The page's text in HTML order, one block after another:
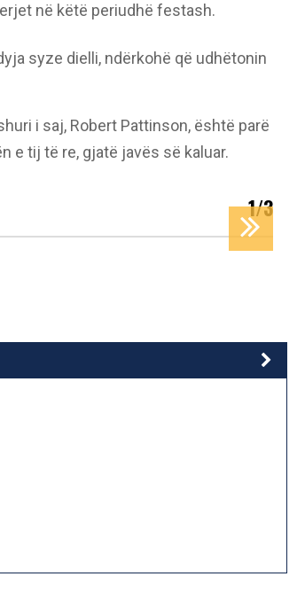
në këtë periudhë festash.
syze dielli, ndërkohë që udhëtonin
i saj, Robert Pattinson, është parë
e tij të re, gjatë javës së kaluar.
1/3